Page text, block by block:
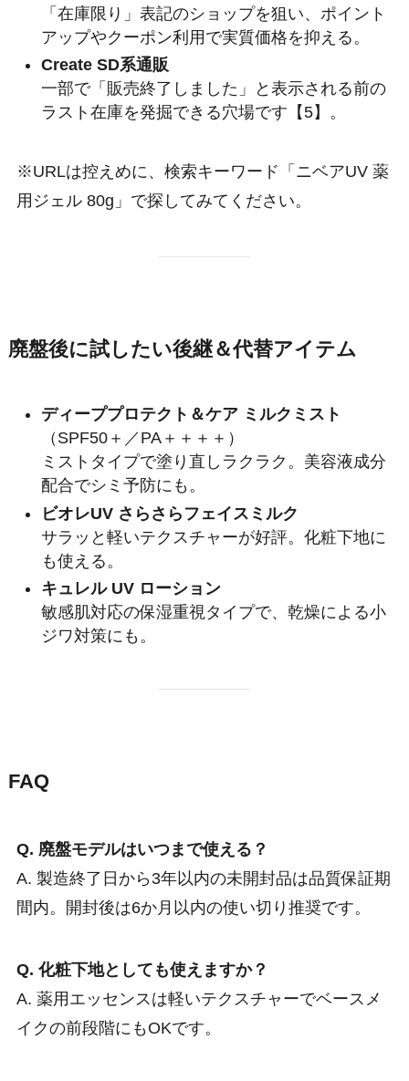
「在庫限り」表記のショップを狙い、ポイント
アップやクーポン利用で実質価格を抑える。
Create SD系通販
一部で「販売終了しました」と表示される前の
ラスト在庫を発掘できる穴場です【5】。
※URLは控えめに、検索キーワード「ニベアUV 薬
用ジェル 80g」で探してみてください。
廃盤後に試したい後継＆代替アイテム
ディーププロテクト＆ケア ミルクミスト
（SPF50＋／PA＋＋＋＋）
ミストタイプで塗り直しラクラク。美容液成分
配合でシミ予防にも。
ビオレUV さらさらフェイスミルク
サラッと軽いテクスチャーが好評。化粧下地に
も使える。
キュレル UV ローション
敏感肌対応の保湿重視タイプで、乾燥による小
ジワ対策にも。
FAQ
Q. 廃盤モデルはいつまで使える？
A. 製造終了日から3年以内の未開封品は品質保証期
間内。開封後は6か月以内の使い切り推奨です。
Q. 化粧下地としても使えますか？
A. 薬用エッセンスは軽いテクスチャーでベースメ
イクの前段階にもOKです。